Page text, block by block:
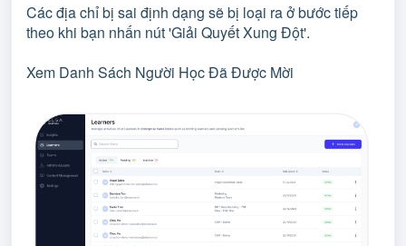
Các địa chỉ bị sai định dạng sẽ bị loại ra ở bước tiếp
theo khi bạn nhấn nút 'Giải Quyết Xung Đột'.
Xem Danh Sách Người Học Đã Được Mời